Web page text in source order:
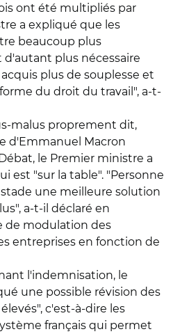
ont été multipliés par
a expliqué que les
beaucoup plus
d'autant plus nécessaire
plus de souplesse et
du droit du travail", a-t-
malus proprement dit,
d'Emmanuel Macron
le Premier ministre a
est "sur la table". "Personne
une meilleure solution
a-t-il déclaré en
de modulation des
entreprises en fonction de
l'indemnisation, le
une possible révision des
c'est-à-dire les
français qui permet